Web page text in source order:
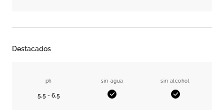
Destacados
ph
5.5 - 6.5
sin agua
Sí
sin alcohol
Sí